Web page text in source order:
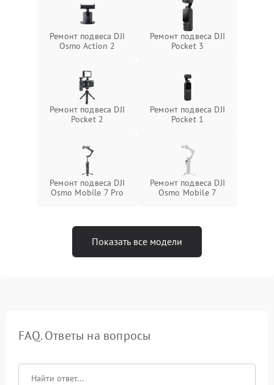
Ремонт подвеса DJI
Osmo Action 2
Ремонт подвеса DJI
Pocket 3
Ремонт подвеса DJI
Pocket 2
Ремонт подвеса DJI
Pocket 1
Ремонт подвеса DJI
Osmo Mobile 7 Pro
Ремонт подвеса DJI
Osmo Mobile 7
Показать все модели
FAQ. Ответы на вопросы